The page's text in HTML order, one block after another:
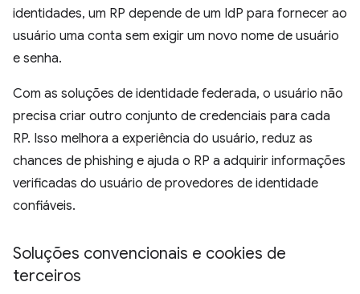
identidades, um RP depende de um IdP para fornecer ao
usuário uma conta sem exigir um novo nome de usuário
e senha.
Com as soluções de identidade federada, o usuário não
precisa criar outro conjunto de credenciais para cada
RP. Isso melhora a experiência do usuário, reduz as
chances de phishing e ajuda o RP a adquirir informações
verificadas do usuário de provedores de identidade
confiáveis.
Soluções convencionais e cookies de
terceiros